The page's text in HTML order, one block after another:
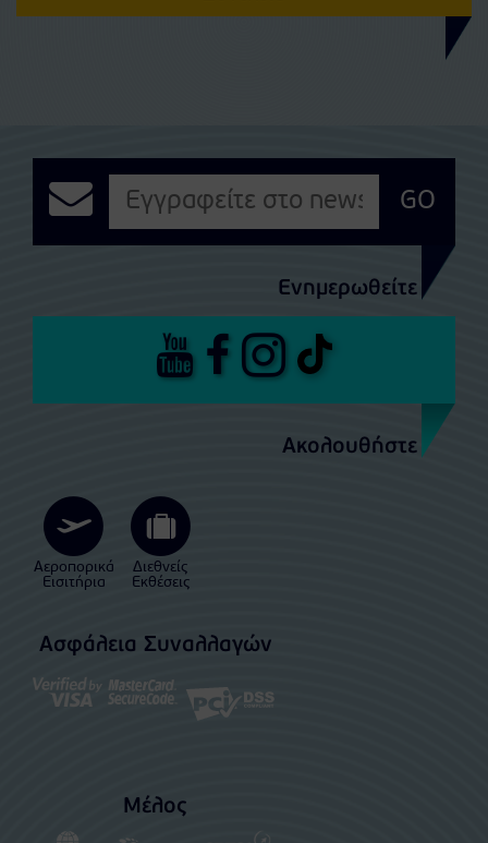
Ενημερωθείτε
GO
Ακολουθήστε
Αεροπορικά
Εισιτήρια
Διεθνείς
Εκθέσεις
Ασφάλεια Συναλλαγών
Μέλος